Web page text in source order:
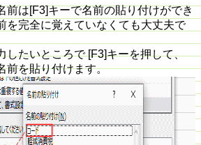
前は[F3]キーで名前の貼り付けができ
を完全に覚えていなくても大丈夫で
したいところで [F3]キーを押して、
前を貼り付けます。